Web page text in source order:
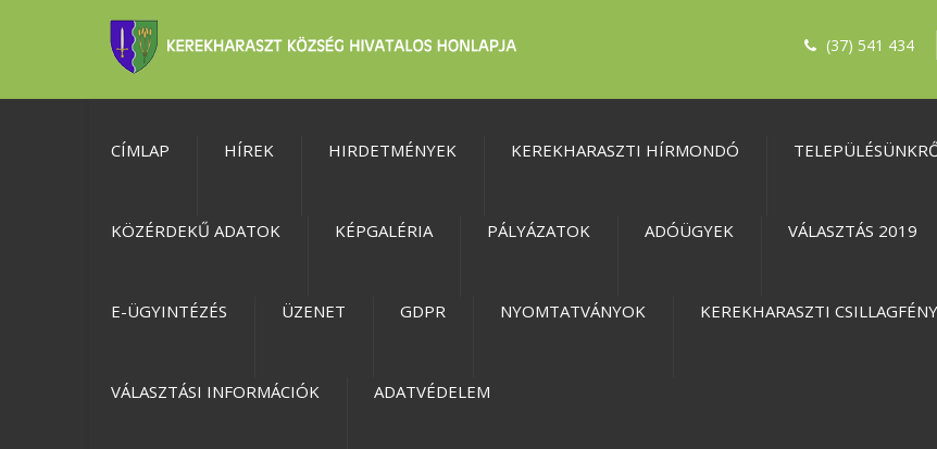
(37) 541 434
CÍMLAP HÍREK HIRDETMÉNYEK KEREKHARASZTI HÍRMONDÓ
KÖZÉRDEKŰ ADATOK KÉPGALÉRIA PÁLYÁZATOK ADÓÜGYEK VÁLASZTÁS 2019
E-ÜGYINTÉZÉS ÜZENET GDPR NYOMTATVÁNYOK KEREKHARASZTI
VÁLASZTÁSI INFORMÁCIÓK ADATVÉDELEM